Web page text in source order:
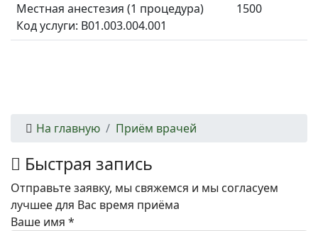
Местная анестезия (1 процедура)
Код услуги: B01.003.004.001
1500
На главную Приём врачей
Быстрая запись
Отправьте заявку, мы свяжемся и мы согласуем
лучшее для Вас время приёма
Ваше имя *